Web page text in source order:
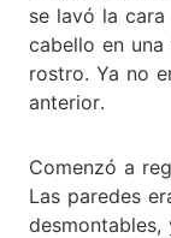
se lavó la
cabello en
rostro. Ya no
anterior.
Comenzó a
Las paredes
desmontables,